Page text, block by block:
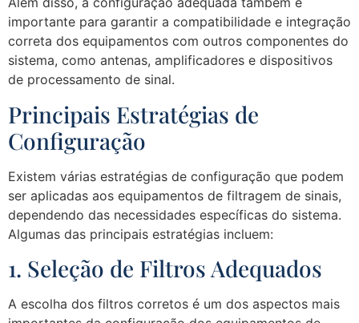
importante para garantir a compatibilidade e integração
correta dos equipamentos com outros componentes do
sistema, como antenas, amplificadores e dispositivos
de processamento de sinal.
Principais Estratégias de
Configuração
Existem várias estratégias de configuração que podem
ser aplicadas aos equipamentos de filtragem de sinais,
dependendo das necessidades específicas do sistema.
Algumas das principais estratégias incluem:
1. Seleção de Filtros Adequados
A escolha dos filtros corretos é um dos aspectos mais